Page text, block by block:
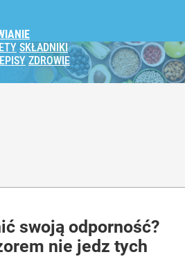
SKŁADNIKI
ZDROWIE
swoją odporność?
nie jedz tych